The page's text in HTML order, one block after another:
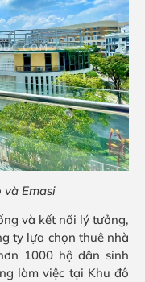
Emasi
và kết nối lý tưởng,
ty lựa chọn thuê nhà
1000 hộ dân sinh
làm việc tại Khu đô